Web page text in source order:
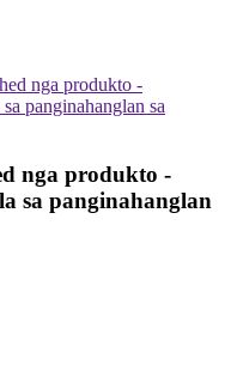
nga produkto -
sa panginahanglan